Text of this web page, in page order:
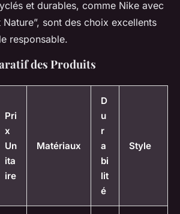
et durables, comme Nike avec
Nature”, sont des choix excellents
responsable.
des Produits
Pri
x
Un
ita
ire
Matériaux
D
u
r
a
bi
lit
é
Style